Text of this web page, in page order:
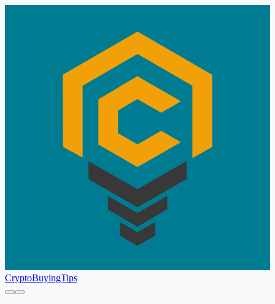
CryptoBuyingTips